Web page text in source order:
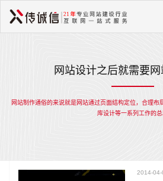
网站设计之后就需要
网站制作通俗的来说就是网站通过页面结构定位，合理布
库设计等一系列工作的总
2014-04-